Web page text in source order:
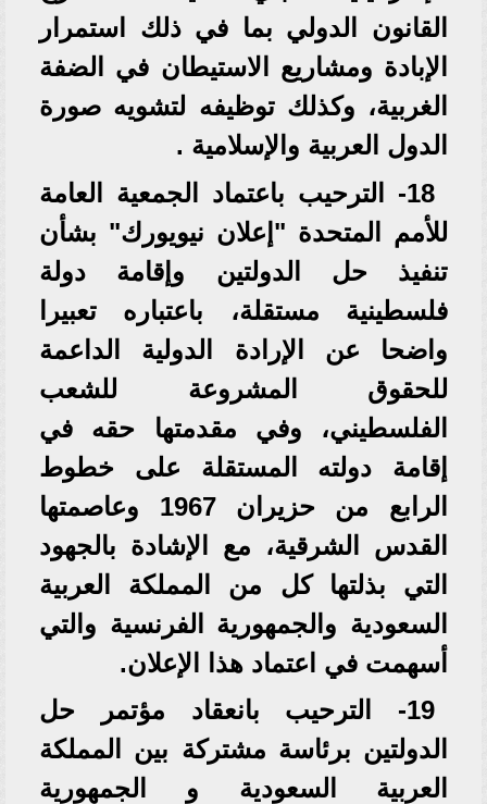
القانون الدولي بما في ذلك استمرار
الإبادة ومشاريع الاستيطان في الضفة
الغربية، وكذلك توظيفه لتشويه صورة
الدول العربية والإسلامية .
18- الترحيب باعتماد الجمعية العامة
للأمم المتحدة "إعلان نيويورك" بشأن
تنفيذ حل الدولتين وإقامة دولة
فلسطينية مستقلة، باعتباره تعبيرا
واضحا عن الإرادة الدولية الداعمة
للحقوق المشروعة للشعب
الفلسطيني، وفي مقدمتها حقه في
إقامة دولته المستقلة على خطوط
الرابع من حزيران 1967 وعاصمتها
القدس الشرقية، مع الإشادة بالجهود
التي بذلتها كل من المملكة العربية
السعودية والجمهورية الفرنسية والتي
أسهمت في اعتماد هذا الإعلان.
19- الترحيب بانعقاد مؤتمر حل
الدولتين برئاسة مشتركة بين المملكة
العربية السعودية و الجمهورية